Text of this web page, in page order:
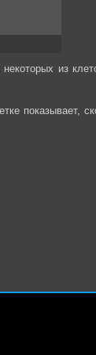
из
показывает,